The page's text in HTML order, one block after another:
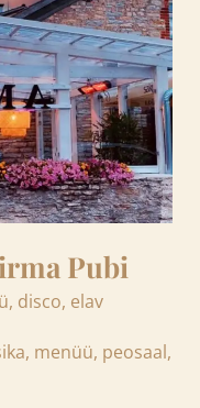
Pubi
, disco, elav
, menüü, peosaal,